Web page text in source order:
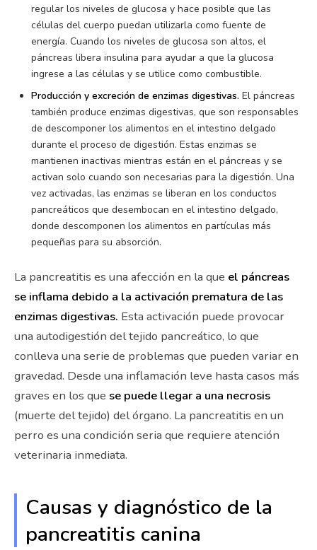
regular los niveles de glucosa y hace posible que las
células del cuerpo puedan utilizarla como fuente de
energía. Cuando los niveles de glucosa son altos, el
páncreas libera insulina para ayudar a que la glucosa
ingrese a las células y se utilice como combustible.
Producción y excreción de enzimas digestivas. El páncreas
también produce enzimas digestivas, que son responsables
de descomponer los alimentos en el intestino delgado
durante el proceso de digestión. Estas enzimas se
mantienen inactivas mientras están en el páncreas y se
activan solo cuando son necesarias para la digestión. Una
vez activadas, las enzimas se liberan en los conductos
pancreáticos que desembocan en el intestino delgado,
donde descomponen los alimentos en partículas más
pequeñas para su absorción.
La pancreatitis es una afección en la que el páncreas
se inflama debido a la activación prematura de las
enzimas digestivas. Esta activación puede provocar
una autodigestión del tejido pancreático, lo que
conlleva una serie de problemas que pueden variar en
gravedad. Desde una inflamación leve hasta casos más
graves en los que se puede llegar a una necrosis
(muerte del tejido) del órgano. La pancreatitis en un
perro es una condición seria que requiere atención
veterinaria inmediata.
Causas y diagnóstico de la
pancreatitis canina